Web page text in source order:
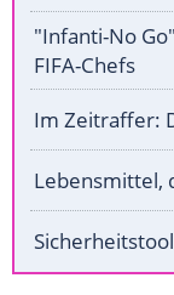
"Infanti-No
FIFA-Chefs
Im Zeitraffer:
Lebensmittel,